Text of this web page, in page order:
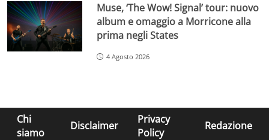
Muse, ‘The Wow! Signal’ tour: nuovo
album e omaggio a Morricone alla
prima negli States
4 Agosto 2026
Chi
siamo
Disclaimer
Privacy
Policy
Redazione